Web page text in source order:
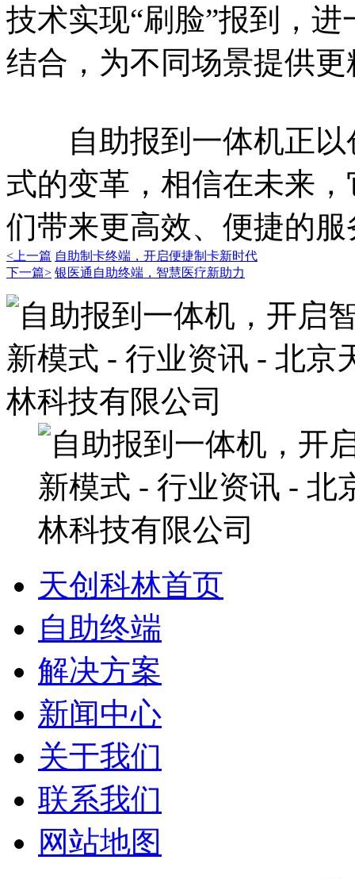
技术实现“刷脸”报到，
结合，为不同场景提供
自助报到一体机正以
式的变革，相信在未来
们带来更高效、便捷的
<上一篇 自助制卡终端，开启便捷制卡新时代​
下一篇> 银医通自助终端，智慧医疗新助力
天创科林首页
自助终端
解决方案
新闻中心
关于我们
联系我们
网站地图